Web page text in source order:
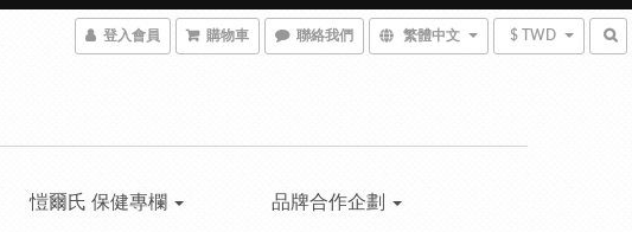
登入會員 購物車 聯絡我們 繁體中文 $ TWD
愷爾氏 保健專欄 品牌合作企劃